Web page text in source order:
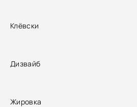
Клёвски
Дизвайб
Жировка